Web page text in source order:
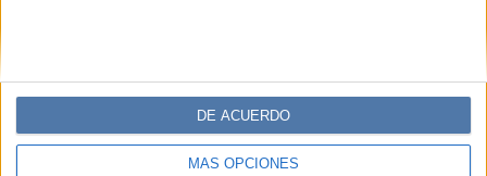
MÁS OPCIONES
DE ACUERDO